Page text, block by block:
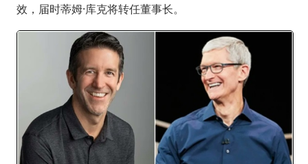
效，届时蒂姆·库克将转任董事长。